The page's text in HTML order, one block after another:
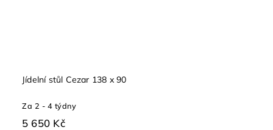
Jídelní stůl Cezar 138 x 90
Za 2 - 4 týdny
5 650 Kč